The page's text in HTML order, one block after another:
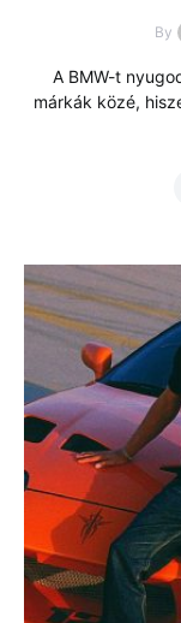
By
A BMW-t
márkák közé,